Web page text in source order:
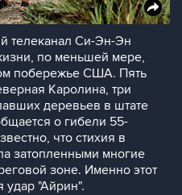
телеканал Си-Эн-Эн
по меньшей мере,
побережье США. Пять
Каролина, три
деревьев в штате
о гибели 55-
что стихия в
затопленными многие
зоне. Именно этот
удар "Айрин".